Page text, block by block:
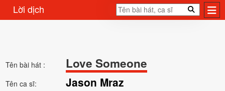
Lời dịch
Tên bài hát : Love Someone
Tên ca sĩ: Jason Mraz